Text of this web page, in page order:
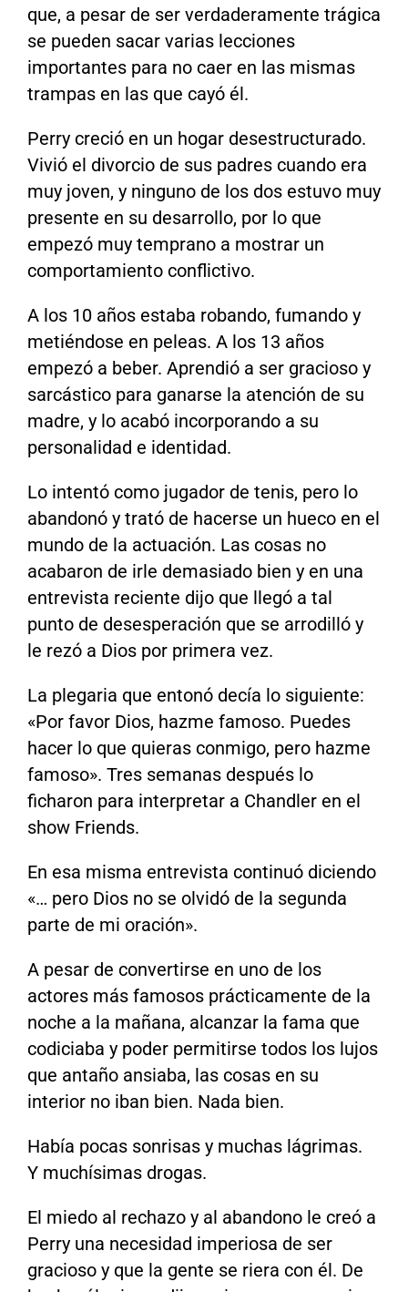
que, a pesar de ser verdaderamente trágica
se pueden sacar varias lecciones
importantes para no caer en las mismas
trampas en las que cayó él.
Perry creció en un hogar desestructurado.
Vivió el divorcio de sus padres cuando era
muy joven, y ninguno de los dos estuvo muy
presente en su desarrollo, por lo que
empezó muy temprano a mostrar un
comportamiento conflictivo.
A los 10 años estaba robando, fumando y
metiéndose en peleas. A los 13 años
empezó a beber. Aprendió a ser gracioso y
sarcástico para ganarse la atención de su
madre, y lo acabó incorporando a su
personalidad e identidad.
Lo intentó como jugador de tenis, pero lo
abandonó y trató de hacerse un hueco en el
mundo de la actuación. Las cosas no
acabaron de irle demasiado bien y en una
entrevista reciente dijo que llegó a tal
punto de desesperación que se arrodilló y
le rezó a Dios por primera vez.
La plegaria que entonó decía lo siguiente:
«Por favor Dios, hazme famoso. Puedes
hacer lo que quieras conmigo, pero hazme
famoso». Tres semanas después lo
ficharon para interpretar a Chandler en el
show Friends.
En esa misma entrevista continuó diciendo
«… pero Dios no se olvidó de la segunda
parte de mi oración».
A pesar de convertirse en uno de los
actores más famosos prácticamente de la
noche a la mañana, alcanzar la fama que
codiciaba y poder permitirse todos los lujos
que antaño ansiaba, las cosas en su
interior no iban bien. Nada bien.
Había pocas sonrisas y muchas lágrimas.
Y muchísimas drogas.
El miedo al rechazo y al abandono le creó a
Perry una necesidad imperiosa de ser
gracioso y que la gente se riera con él. De